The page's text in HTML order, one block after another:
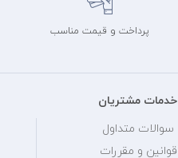
پرداخت و قیمت مناسب
خدمات مشتریان
سوالات متداول
قوانین و مقررات